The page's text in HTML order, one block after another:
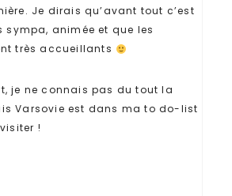
Je dirais qu’avant tout c’est
sympa, animée et que les
très accueillants
je ne connais pas du tout la
Varsovie est dans ma to do-list
!